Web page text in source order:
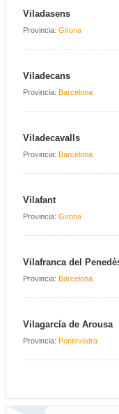
Viladasens
Provincia: Girona
Viladecans
Provincia: Barcelona
Viladecavalls
Provincia: Barcelona
Vilafant
Provincia: Girona
Vilafranca del
Provincia: Barcelona
Vilagarcía de Arousa
Provincia: Pontevedra